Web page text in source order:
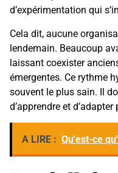
d’expérimentation qui
Cela dit, aucune
lendemain. Beaucoup
laissant coexister
émergentes. Ce rythme
souvent le plus sain. Il
d’apprendre et
A LIRE : Qu'est-ce